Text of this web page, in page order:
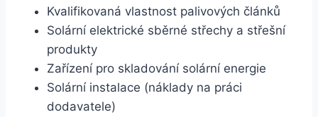
Kvalifikovaná vlastnost palivových článků
Solární elektrické sběrné střechy a střešní
produkty
Zařízení pro skladování solární energie
Solární instalace (náklady na práci
dodavatele)